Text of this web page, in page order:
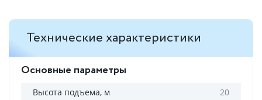
Технические характеристики
Основные параметры
Высота подъема, м 20